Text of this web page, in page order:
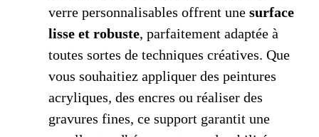
verre personnalisables offrent une surface
lisse et robuste, parfaitement adaptée à
toutes sortes de techniques créatives. Que
vous souhaitiez appliquer des peintures
acryliques, des encres ou réaliser des
gravures fines, ce support garantit une